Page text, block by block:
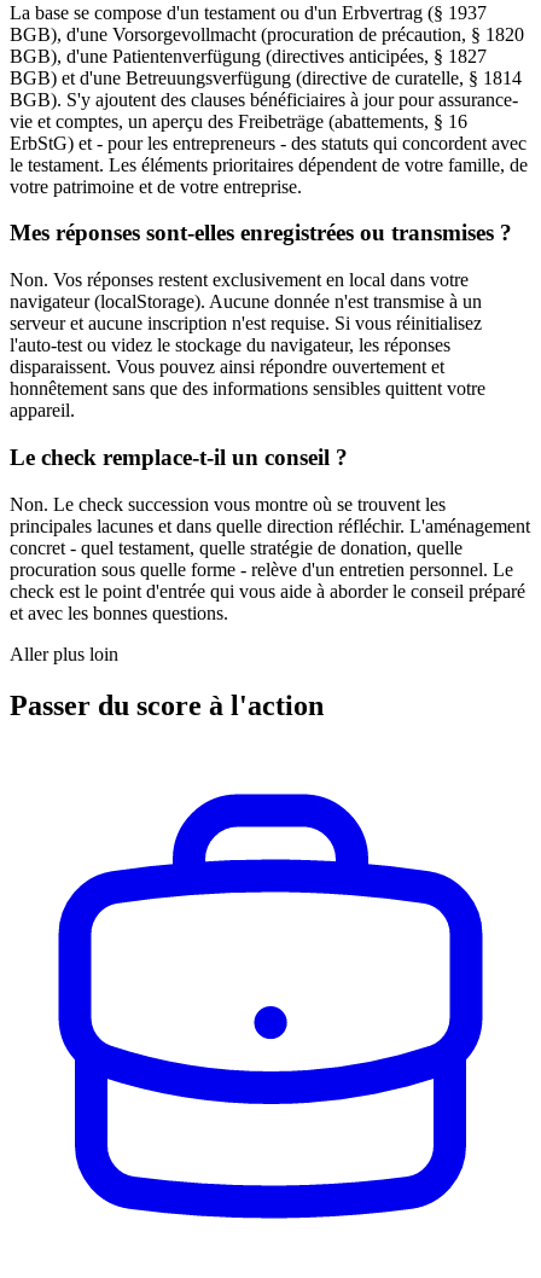
La base se compose d'un testament ou d'un Erbvertrag (§ 1937
BGB), d'une Vorsorgevollmacht (procuration de précaution, § 1820
BGB), d'une Patientenverfügung (directives anticipées, § 1827
BGB) et d'une Betreuungsverfügung (directive de curatelle, § 1814
BGB). S'y ajoutent des clauses bénéficiaires à jour pour assurance-
vie et comptes, un aperçu des Freibeträge (abattements, § 16
ErbStG) et - pour les entrepreneurs - des statuts qui concordent avec
le testament. Les éléments prioritaires dépendent de votre famille, de
votre patrimoine et de votre entreprise.
Mes réponses sont-elles enregistrées ou transmises ?
Non. Vos réponses restent exclusivement en local dans votre
navigateur (localStorage). Aucune donnée n'est transmise à un
serveur et aucune inscription n'est requise. Si vous réinitialisez
l'auto-test ou videz le stockage du navigateur, les réponses
disparaissent. Vous pouvez ainsi répondre ouvertement et
honnêtement sans que des informations sensibles quittent votre
appareil.
Le check remplace-t-il un conseil ?
Non. Le check succession vous montre où se trouvent les
principales lacunes et dans quelle direction réfléchir. L'aménagement
concret - quel testament, quelle stratégie de donation, quelle
procuration sous quelle forme - relève d'un entretien personnel. Le
check est le point d'entrée qui vous aide à aborder le conseil préparé
et avec les bonnes questions.
Aller plus loin
Passer du score à l'action